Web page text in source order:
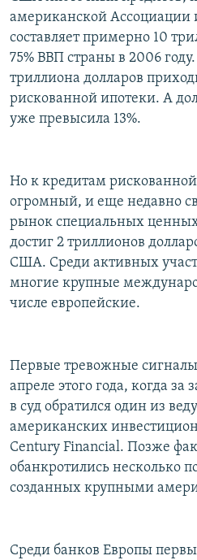
американской Ассоциации
составляет примерно 10
75% ВВП страны в 2006
триллиона долларов
рискованной ипотеки. А
уже превысила 13%.
Но к кредитам
огромный, и еще недавно
рынок специальных
достиг 2 триллионов
США. Среди активных
многие крупные
числе европейские.
Первые тревожные
апреле этого года, когда за
в суд обратился один из
американских
Century Financial. Позже
обанкротились несколько
созданных крупными
Среди банков Европы